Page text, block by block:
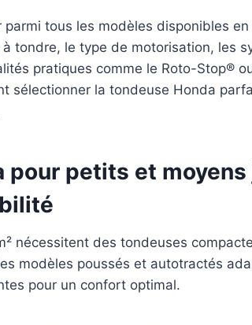
parmi tous les modèles disponibles
tondre, le type de motorisation, les
pratiques comme le Roto-Stop®
sélectionner la tondeuse Honda
pour petits et moyens
nécessitent des tondeuses
modèles poussés et autotractés
pour un confort optimal.